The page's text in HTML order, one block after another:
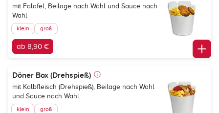
mit Falafel, Beilage nach Wahl und Sauce nach
Wahl
klein groß
ab 8,90 €
Döner Box (Drehspieß)
mit Kalbfleisch (Drehspieß), Beilage nach Wahl
und Sauce nach Wahl
klein groß